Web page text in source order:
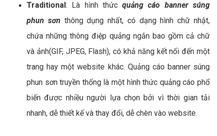
Traditional : Là hình thứcquảng cáo banner súng
phun sơn thông dụng nhất, có dạng hình chữ nhật,
chứa những thông điệp quảng ngắn bao gồm cả chữ
và ảnh(GIF, JPEG, Flash), có khả năng kết nối đến một
trang hay một website khác. Quảng cáo banner súng
phun sơn truyền thống là một hình thức quảng cáo phổ
biến được nhiều người lựa chọn bởi vì thời gian tải
nhanh, dễ thiết kế và thay đổi, dễ chèn vào website.